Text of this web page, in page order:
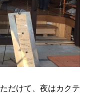
だけて、夜はカクテ